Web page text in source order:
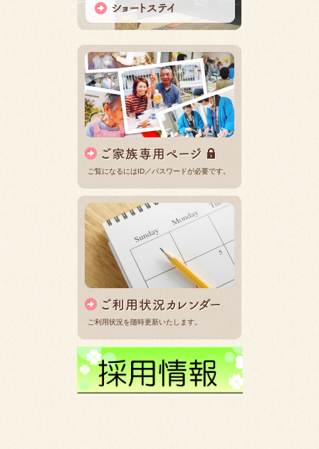
ご覧になるにはID／パスワードが必要です。
ご利用状況を随時更新いたします。